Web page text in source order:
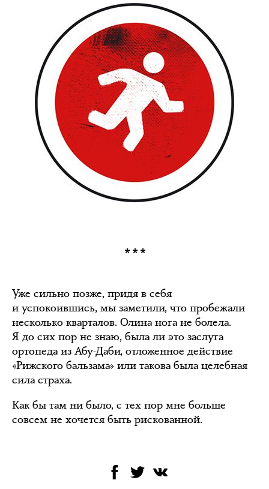
***
Уже сильно позже, придя в себя
и успокоившись, мы заметили, что пробежали
несколько кварталов. Олина нога не болела.
Я до сих пор не знаю, была ли это заслуга
ортопеда из Абу-Даби, отложенное действие
«Рижского бальзама» или такова была целебная
сила страха.
Как бы там ни было, с тех пор мне больше
совсем не хочется быть рискованной.